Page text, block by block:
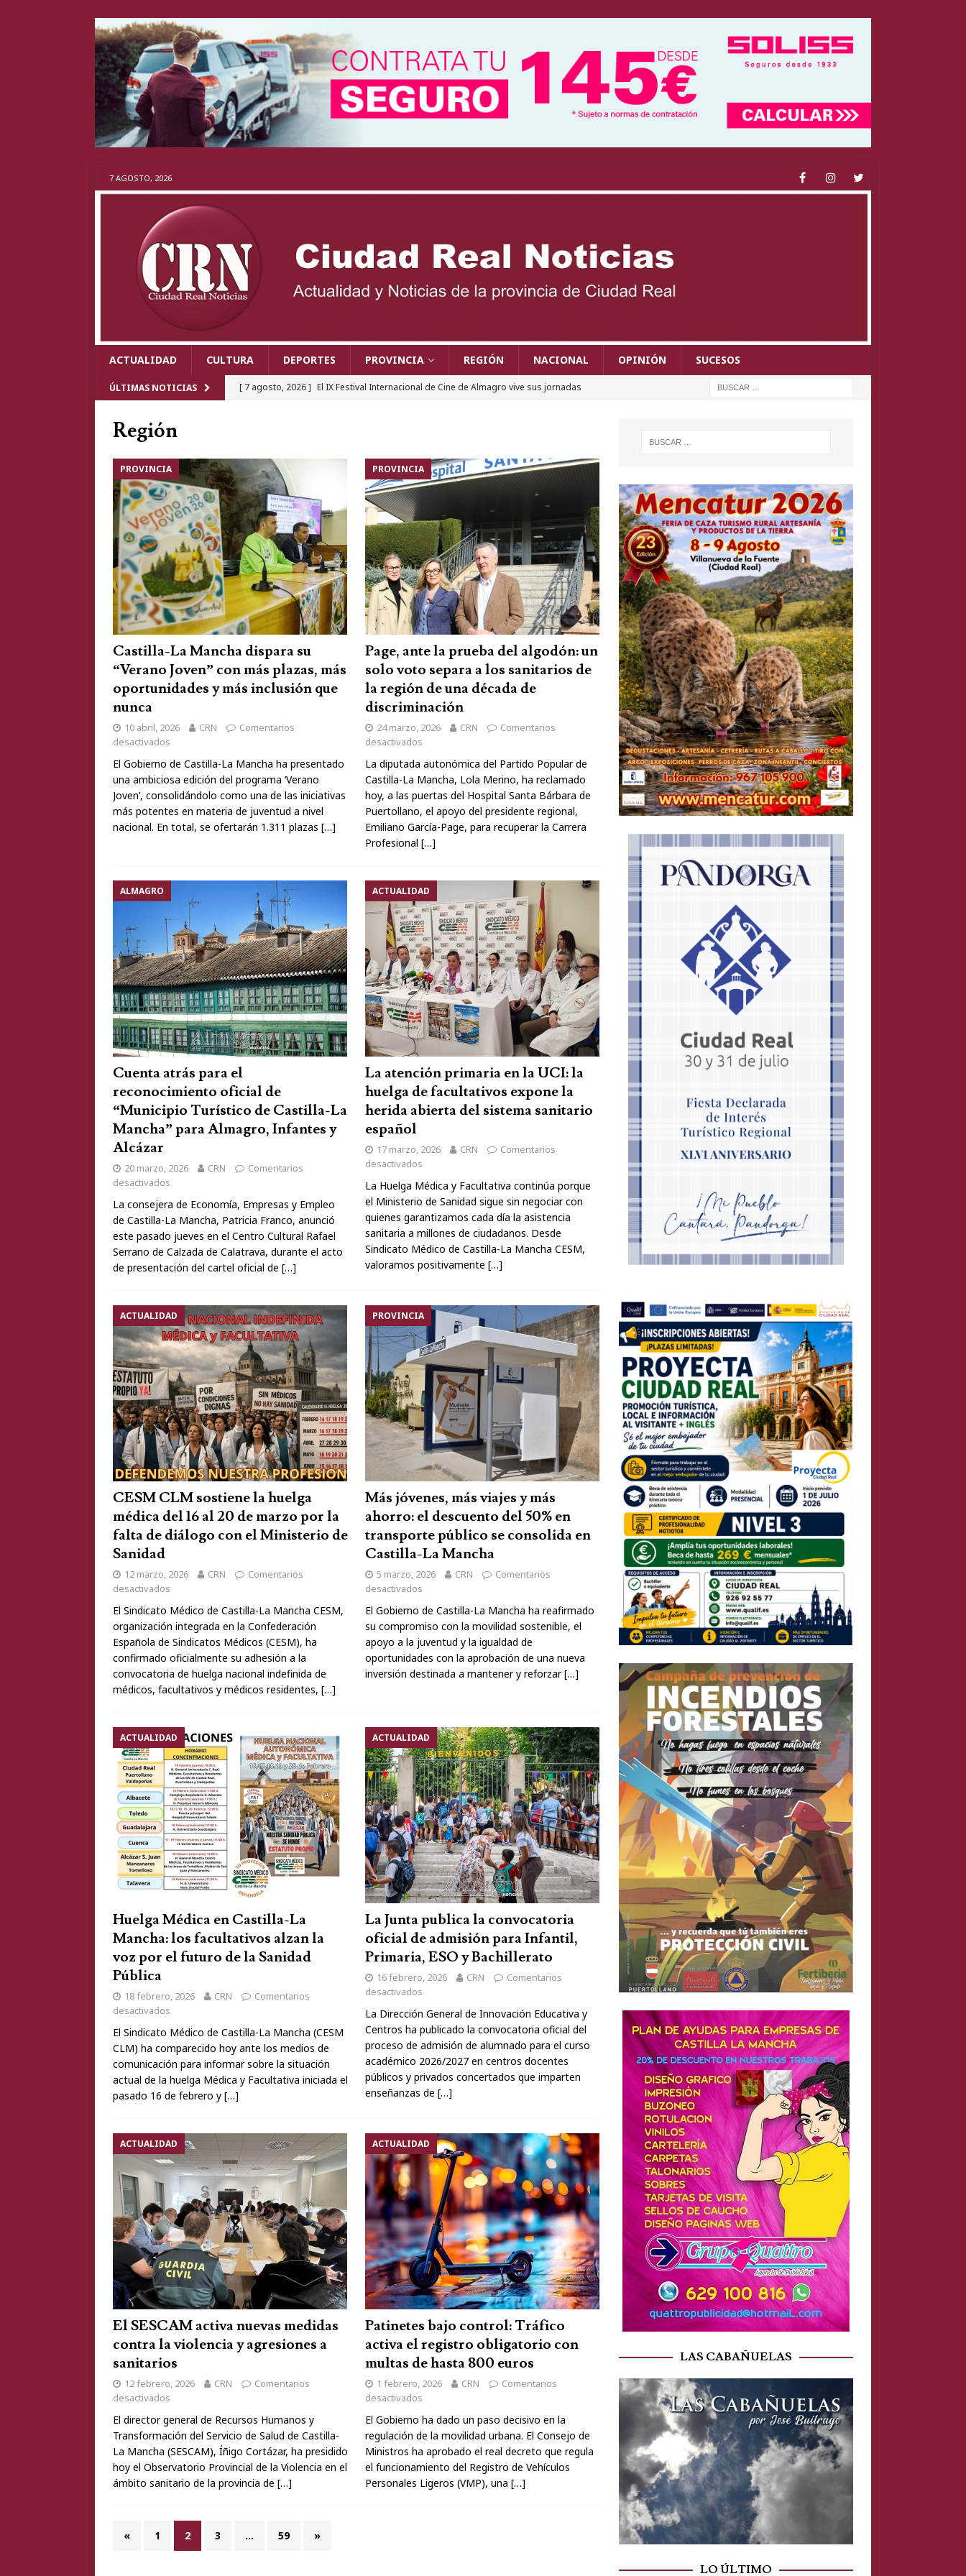
7 AGOSTO, 2026
ACTUALIDAD CULTURA DEPORTES PROVINCIA REGIÓN NACIONAL OPINIÓN SUCESOS
ÚLTIMAS NOTICIAS [ 7 agosto, 2026 ] El IX Festival Internacional de Cine de Almagro vive sus jornadas
Herencia y obliga a cortar la autovía durante horas
PROVINCIA
[ 6 agosto, 2026 ]
Ciudad Real prepara una Feria 2026 histórica con casi 300
actividades, Pablo Alborán, Antonio Orozco y un aluvión de novedades
CULTURA
[ 6 agosto, 2026 ] El SEPRONA investiga a dos personas por provocar el incendio de
Cabezarrubias del Puerto con una radial y un soldador
PROVINCIA
[ 7 agosto, 2026 ] Un incendio en el cableado obliga a desalojar a 50 vecinos en
Puertollano y deja una mujer de 101 años afectada por inhalación de humo
PROVINCIA
Región
PROVINCIA
Castilla-La Mancha dispara su
“Verano Joven” con más plazas, más
oportunidades y más inclusión que
nunca
10 abril, 2026 CRN
Comentarios
desactivados
El Gobierno de Castilla-La Mancha ha presentado
una ambiciosa edición del programa ‘Verano
Joven’, consolidándolo como una de las iniciativas
más potentes en materia de juventud a nivel
nacional. En total, se ofertarán 1.311 plazas […]
PROVINCIA
Page, ante la prueba del algodón: un
solo voto separa a los sanitarios de
la región de una década de
discriminación
24 marzo, 2026 CRN
Comentarios
desactivados
La diputada autonómica del Partido Popular de
Castilla-La Mancha, Lola Merino, ha reclamado
hoy, a las puertas del Hospital Santa Bárbara de
Puertollano, el apoyo del presidente regional,
Emiliano García-Page, para recuperar la Carrera
Profesional […]
ALMAGRO
Cuenta atrás para el
reconocimiento oficial de
“Municipio Turístico de Castilla-La
Mancha” para Almagro, Infantes y
Alcázar
20 marzo, 2026 CRN
Comentarios
desactivados
La consejera de Economía, Empresas y Empleo
de Castilla-La Mancha, Patricia Franco, anunció
este pasado jueves en el Centro Cultural Rafael
Serrano de Calzada de Calatrava, durante el acto
de presentación del cartel oficial de […]
ACTUALIDAD
La atención primaria en la UCI: la
huelga de facultativos expone la
herida abierta del sistema sanitario
español
17 marzo, 2026 CRN
Comentarios
desactivados
La Huelga Médica y Facultativa continúa porque
el Ministerio de Sanidad sigue sin negociar con
quienes garantizamos cada día la asistencia
sanitaria a millones de ciudadanos. Desde
Sindicato Médico de Castilla-La Mancha CESM,
valoramos positivamente […]
ACTUALIDAD
CESM CLM sostiene la huelga
médica del 16 al 20 de marzo por la
falta de diálogo con el Ministerio de
Sanidad
12 marzo, 2026 CRN
Comentarios
desactivados
El Sindicato Médico de Castilla-La Mancha CESM,
organización integrada en la Confederación
Española de Sindicatos Médicos (CESM), ha
confirmado oficialmente su adhesión a la
convocatoria de huelga nacional indefinida de
médicos, facultativos y médicos residentes, […]
PROVINCIA
Más jóvenes, más viajes y más
ahorro: el descuento del 50% en
transporte público se consolida en
Castilla-La Mancha
5 marzo, 2026 CRN
Comentarios
desactivados
El Gobierno de Castilla-La Mancha ha reafirmado
su compromiso con la movilidad sostenible, el
apoyo a la juventud y la igualdad de
oportunidades con la aprobación de una nueva
inversión destinada a mantener y reforzar[…]
ACTUALIDAD
Huelga Médica en Castilla-La
Mancha: los facultativos alzan la
voz por el futuro de la Sanidad
Pública
18 febrero, 2026 CRN
Comentarios
desactivados
El Sindicato Médico de Castilla-La Mancha (CESM
CLM) ha comparecido hoy ante los medios de
comunicación para informar sobre la situación
actual de la huelga Médica y Facultativa iniciada el
pasado 16 de febrero y […]
ACTUALIDAD
La Junta publica la convocatoria
oficial de admisión para Infantil,
Primaria, ESO y Bachillerato
16 febrero, 2026 CRN
Comentarios
desactivados
La Dirección General de Innovación Educativa y
Centros ha publicado la convocatoria oficial del
proceso de admisión de alumnado para el curso
académico 2026/2027 en centros docentes
públicos y privados concertados que imparten
enseñanzas de […]
ACTUALIDAD
El SESCAM activa nuevas medidas
contra la violencia y agresiones a
sanitarios
12 febrero, 2026 CRN
Comentarios
desactivados
El director general de Recursos Humanos y
Transformación del Servicio de Salud de Castilla-
La Mancha (SESCAM), Íñigo Cortázar, ha presidido
hoy el Observatorio Provincial de la Violencia en el
ámbito sanitario de la provincia de […]
ACTUALIDAD
Patinetes bajo control: Tráfico
activa el registro obligatorio con
multas de hasta 800 euros
1 febrero, 2026 CRN
Comentarios
desactivados
El Gobierno ha dado un paso decisivo en la
regulación de la movilidad urbana. El Consejo de
Ministros ha aprobado el real decreto que regula
el funcionamiento del Registro de Vehículos
Personales Ligeros (VMP), una […]
« 1 2 3 … 59 »
LAS CABAÑUELAS
LO ÚLTIMO